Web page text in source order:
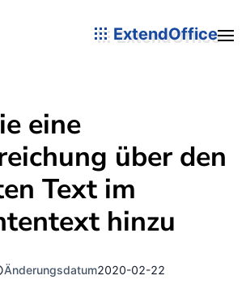
ExtendOffice
eine
über den
Text im
hinzu
Änderungsdatum2020-02-22